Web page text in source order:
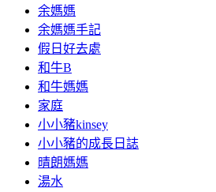
余媽媽
余媽媽手記
假日好去處
和牛B
和牛媽媽
家庭
小小豬kinsey
小小豬的成長日誌
晴朗媽媽
湯水